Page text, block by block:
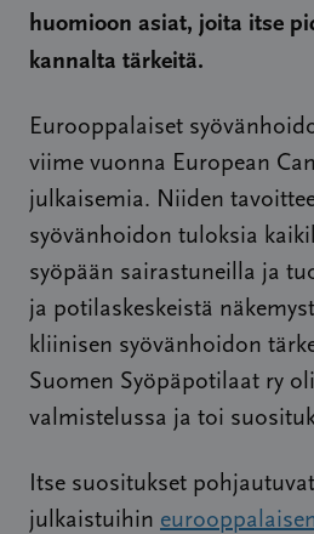
huomioon asiat, joita itse
kannalta tärkeitä.
Eurooppalaiset
viime vuonna European
julkaisemia. Niiden
syövänhoidon tuloksia
syöpään sairastuneilla ja
ja potilaskeskeistä
kliinisen syövänhoidon
Suomen Syöpäpotilaat ry
valmistelussa ja toi
Itse suositukset
julkaistuihin